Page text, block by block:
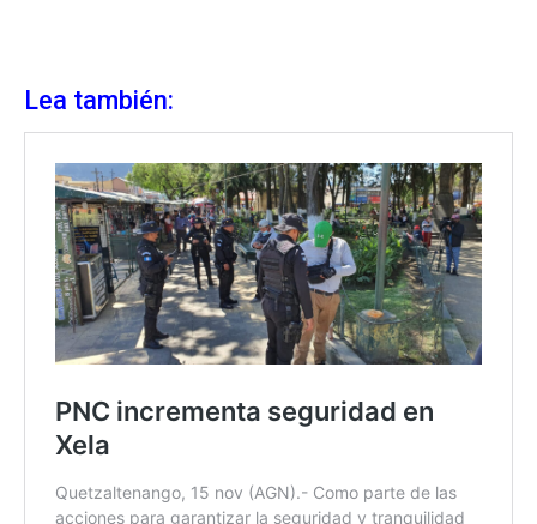
Lea también: